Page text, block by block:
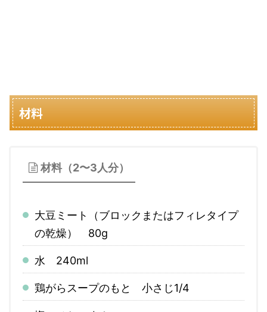
材料
材料（2〜3人分）
大豆ミート（ブロックまたはフィレタイプ
の乾燥） 80g
水 240ml
鶏がらスープのもと 小さじ1/4